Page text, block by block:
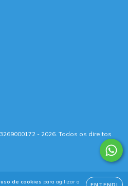
de cookies para agilizar a
- 2026. Todos os direitos